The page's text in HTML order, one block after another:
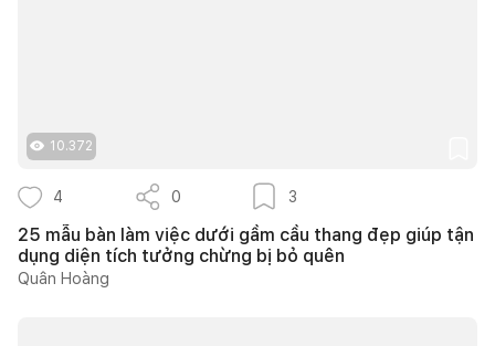
10.372
4 0 3
25 mẫu bàn làm việc dưới gầm cầu thang đẹp giúp tận
dụng diện tích tưởng chừng bị bỏ quên
Quân Hoàng